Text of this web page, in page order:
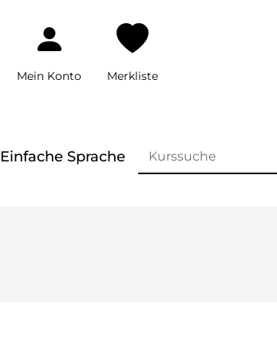
Mein Konto Merkliste
Einfache Sprache